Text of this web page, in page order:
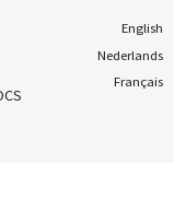
English
Nederlands
Français